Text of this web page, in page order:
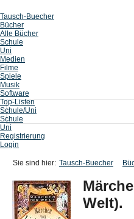
Tausch-Buecher
Bücher
Alle Bücher
Schule
Uni
Medien
Filme
Spiele
Musik
Software
Top-Listen
Schule/Uni
Schule
Uni
Registrierung
Login
Sie sind hier: Tausch-Buecher
Welt).